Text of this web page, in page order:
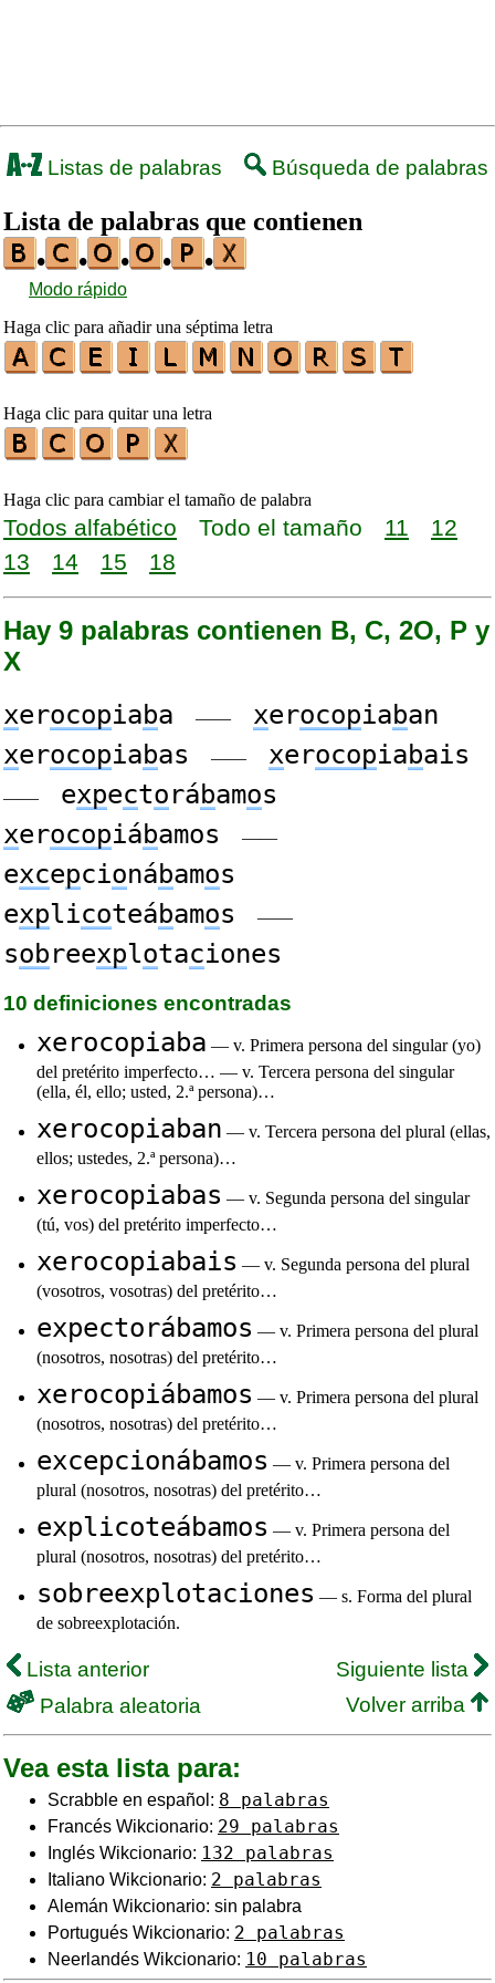
Listas de palabras Búsqueda de palabras
Lista de palabras que contienen
•
• • • •
Modo rápido
Haga clic para añadir una séptima letra
Haga clic para quitar una letra
Haga clic para cambiar el tamaño de palabra
Todos alfabético Todo el tamaño 11
12
13
14 15 18
Hay 9 palabras contienen B, C, 2O, P y
X
xerocopiaba —— xerocopiaban
xerocopiabas —— xerocopiabais
—— expectorábamos
xerocopiábamos ——
excepcionábamos
explicoteábamos ——
sobreexplotaciones
10 definiciones encontradas
xerocopiaba — v. Primera persona del singular (yo)
del pretérito imperfecto… — v. Tercera persona del singular
(ella, él, ello; usted, 2.ª persona)…
xerocopiaban — v. Tercera persona del plural (ellas,
ellos; ustedes, 2.ª persona)…
xerocopiabas — v. Segunda persona del singular
(tú, vos) del pretérito imperfecto…
xerocopiabais — v. Segunda persona del plural
(vosotros, vosotras) del pretérito…
expectorábamos — v. Primera persona del plural
(nosotros, nosotras) del pretérito…
xerocopiábamos — v. Primera persona del plural
(nosotros, nosotras) del pretérito…
excepcionábamos — v. Primera persona del
plural (nosotros, nosotras) del pretérito…
explicoteábamos — v. Primera persona del
plural (nosotros, nosotras) del pretérito…
sobreexplotaciones — s. Forma del plural
de sobreexplotación.
Lista anterior
Siguiente lista
Palabra aleatoria
Volver arriba
Vea esta lista para:
Scrabble en español: 8 palabras
Francés Wikcionario: 29 palabras
Inglés Wikcionario: 132 palabras
Italiano Wikcionario: 2 palabras
Alemán Wikcionario: sin palabra
Portugués Wikcionario: 2 palabras
Neerlandés Wikcionario: 10 palabras